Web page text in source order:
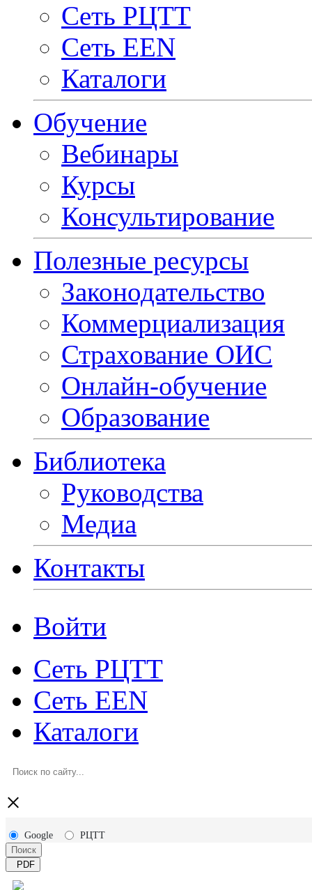
Сеть РЦТТ
Сеть EEN
Каталоги
Обучение
Вебинары
Курсы
Консультирование
Полезные ресурсы
Законодательство
Коммерциализация
Страхование ОИС
Онлайн-обучение
Образование
Библиотека
Руководства
Медиа
Контакты
Войти
Сеть РЦТТ
Сеть EEN
Каталоги
×
Google
РЦТТ
Поиск
PDF